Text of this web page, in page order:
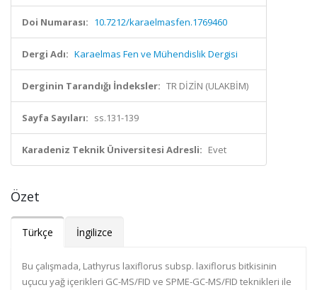
Doi Numarası: 10.7212/karaelmasfen.1769460
Dergi Adı: Karaelmas Fen ve Mühendislik Dergisi
Derginin Tarandığı İndeksler: TR DİZİN (ULAKBİM)
Sayfa Sayıları: ss.131-139
Karadeniz Teknik Üniversitesi Adresli: Evet
Özet
Türkçe İngilizce
Bu çalışmada, Lathyrus laxiflorus subsp. laxiflorus bitkisinin
uçucu yağ içerikleri GC-MS/FID ve SPME-GC-MS/FID teknikleri ile